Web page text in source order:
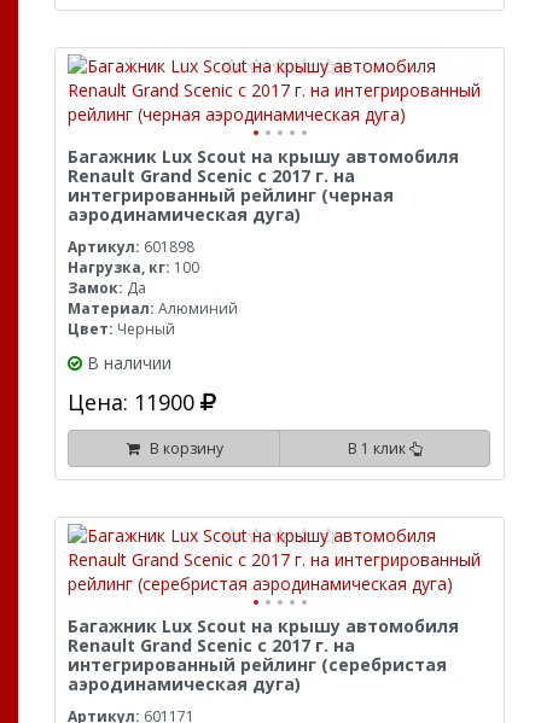
Багажник Lux Scout на крышу автомобиля
Renault Grand Scenic с 2017 г. на
интегрированный рейлинг (черная
аэродинамическая дуга)
Артикул: 601898
Нагрузка, кг: 100
Замок: Да
Материал: Алюминий
Цвет: Черный
В наличии
Цена: 11900
В корзину В 1 клик
Багажник Lux Scout на крышу автомобиля
Renault Grand Scenic с 2017 г. на
интегрированный рейлинг (серебристая
аэродинамическая дуга)
Артикул: 601171